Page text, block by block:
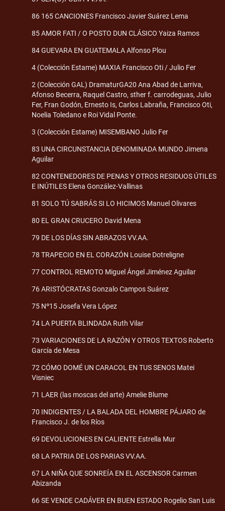
86 165 CANCIONES Francisco Javier Suárez Lema
85 AMOR FATI / O POSTO DUN CLÁSICO Yaiza Ramos
84 GUEVARA EN GUATEMALA Alfonso Plou
4 (Colección Estame) MAXIA Francisco Oti / Julio Fer
2 (Colección GAL) DramaturGA20 Ana Abad de Larriva,
Afonso Becerra, Raquel Castro, sther f. carrodeguas, Julio
Fer, Fran Godón, Ernesto Is, Carlos Labraña, Francisco Oti,
Noelia Toledano e Roi Vidal Ponte.
3 (Colección Estame) MISEMBANO Julio Fer
83 UNA CIRCUNSTANCIA DENOMINADA MUNDO Jimena
Aguilar
82 CONTENEDORES DE PENAS Y OTROS RESIDUOS ÚTILES
E INÚTILES Elena González-Vallinas
81 SOLO TÚ SABRÁS SI LO HICIMOS Manuel Olivares
80 EL GRAN CRUCERO David Mena
79 DE LOS DÍAS SIN ABRAZOS VV.AA.
78 TRAPECIO EN EL CORAZÓN Louise Dotreligne
77 CONTROL REMOTO Miguel Ángel Jiménez Aguilar
76 ARISTÓCRATAS Gonzalo Campos Suárez
75 Nº15 Josefa Vera López
74 LA PUERTA BLINDADA Ruth Vilar
73 VARIACIONES DE LA RAZÓN Y OTROS TEXTOS Roberto
García de Mesa
72 CÓMO DOMÉ UN CARACOL EN TUS SENOS Matei
Visniec
71 LAER (las moscas del arte) Amelie Blume
70 INDIGENTES / LA BALADA DEL HOMBRE PÁJARO de
Francisco J. de los Ríos
69 DEVOLUCIONES EN CALIENTE Estrella Mur
68 LA PATRIA DE LOS PARIAS VV.AA.
67 LA NIÑA QUE SONREÍA EN EL ASCENSOR Carmen
Abizanda
66 SE VENDE CADÁVER EN BUEN ESTADO Rogelio San Luis